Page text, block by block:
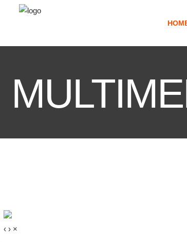
‹ › ×